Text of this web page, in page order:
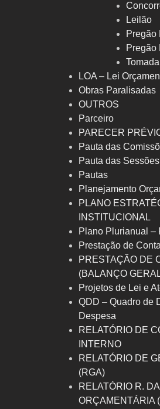
Leilão
Pregão
Pregão
LOA – Lei
Obras Paralisadas
OUTROS
Parceiro
PARECER
Pauta das
Pauta das Sessões
Pautas
Planejamento
PLANO
INSTITUCIONAL
Plano Plurianual –
Prestação de
PRESTAÇÃO DE
(BALANÇO
Projetos de Lei e
QDD – Quadro de
Despesa
RELATÓRIO DE
INTERNO
RELATÓRIO DE
(RGA)
RELATÓRIO R.
ORÇAMENTÁRIA